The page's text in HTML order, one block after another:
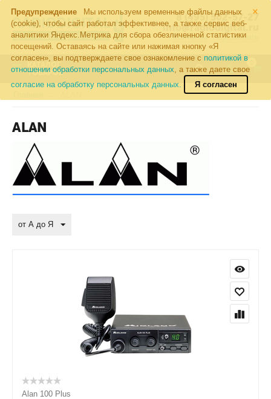
×
Предупреждение
Мы используем временные файлы данных
(cookie), чтобы сайт работал эффективнее, а также сервис веб-
аналитики Яндекс.Метрика для сбора обезличенной статистики
посещений. Оставаясь на сайте или нажимая кнопку «Я
согласен», вы подтверждаете свое ознакомление с политикой в
отношении обработки персональных данных, а также даете свое
согласие на обработку персональных данных.
Я согласен
8 (495) 502-57-27
info@radiodigital.ru
Контакты Перезвонить
КАТАЛОГ
ТОВАРОВ
ALAN
от А до Я
Alan 100 Plus